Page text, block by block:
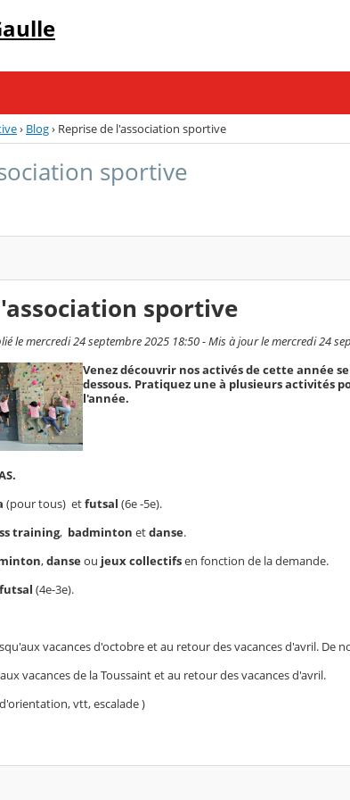
› Blog› Reprise de l'association sportive
sportive
sportive
le mercredi 24 septembre 2025 18:50 - Mis à jour le mercredi 24
Venez découvrir nos activés de cette année
dessous. Pratiquez une à plusieurs activités
l'année.
(pour tous) etfutsal (6e -5e).
training, badminton etdanse.
,danseou jeuxcollectifsen fonction de la demande.
futsal (4e-3e).
vacances d'octobre et au retour des vacances d'avril. De
vacances de la Toussaint et au retour des vacances d'avril.
vtt, escalade )